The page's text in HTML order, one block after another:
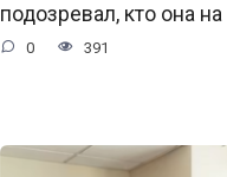
подозревал, кто она
0 391